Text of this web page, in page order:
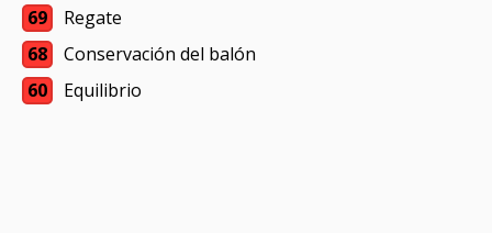
69
Regate
68
Conservación del balón
60
Equilibrio